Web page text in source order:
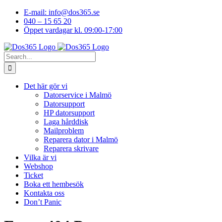
Skip
content
E-mail: info@dos365.se
040 – 15 65 20
Öppet vardagar kl. 09:00-17:00
Facebook
YouTube
LinkedIn
Instagram
Search
for:
Det här gör vi
Datorservice i Malmö
Datorsupport
HP datorsupport
Laga hårddisk
Mailproblem
Reparera dator i Malmö
Reparera skrivare
Vilka är vi
Webshop
Ticket
Boka ett hembesök
Kontakta oss
Don’t Panic